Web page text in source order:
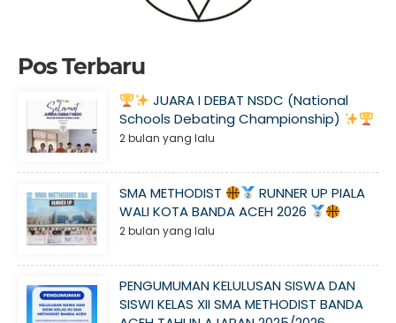
Pos Terbaru
JUARA I DEBAT NSDC (National
Schools Debating Championship)
2 bulan yang lalu
SMA METHODIST
RUNNER UP PIALA
WALI KOTA BANDA ACEH 2026
2 bulan yang lalu
PENGUMUMAN KELULUSAN SISWA DAN
SISWI KELAS XII SMA METHODIST BANDA